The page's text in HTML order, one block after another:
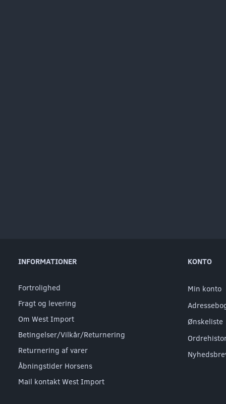
INFORMATIONER
Fortrolighed
Fragt og levering
Om West Import
Betingelser/Vilkår/Returnering
Returnering af varer
Åbningstider Horsens
Mail kontakt West Import
KONTO
Min konto
Ønskeliste